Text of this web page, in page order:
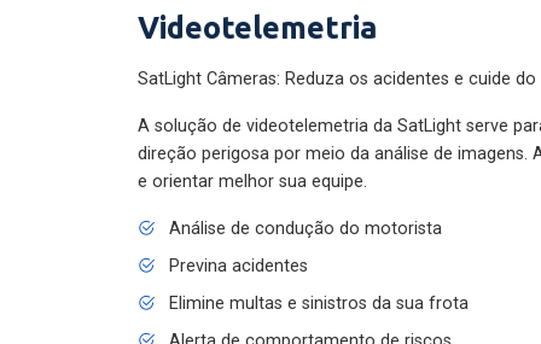
Videotelemetria
SatLight Câmeras: Reduza os acidentes e cuide
A solução de videotelemetria da SatLight serve
direção perigosa por meio da análise de imagens.
e orientar melhor sua equipe.
Análise de condução do motorista
Previna acidentes
Elimine multas e sinistros da sua frota
Alerta de comportamento de riscos